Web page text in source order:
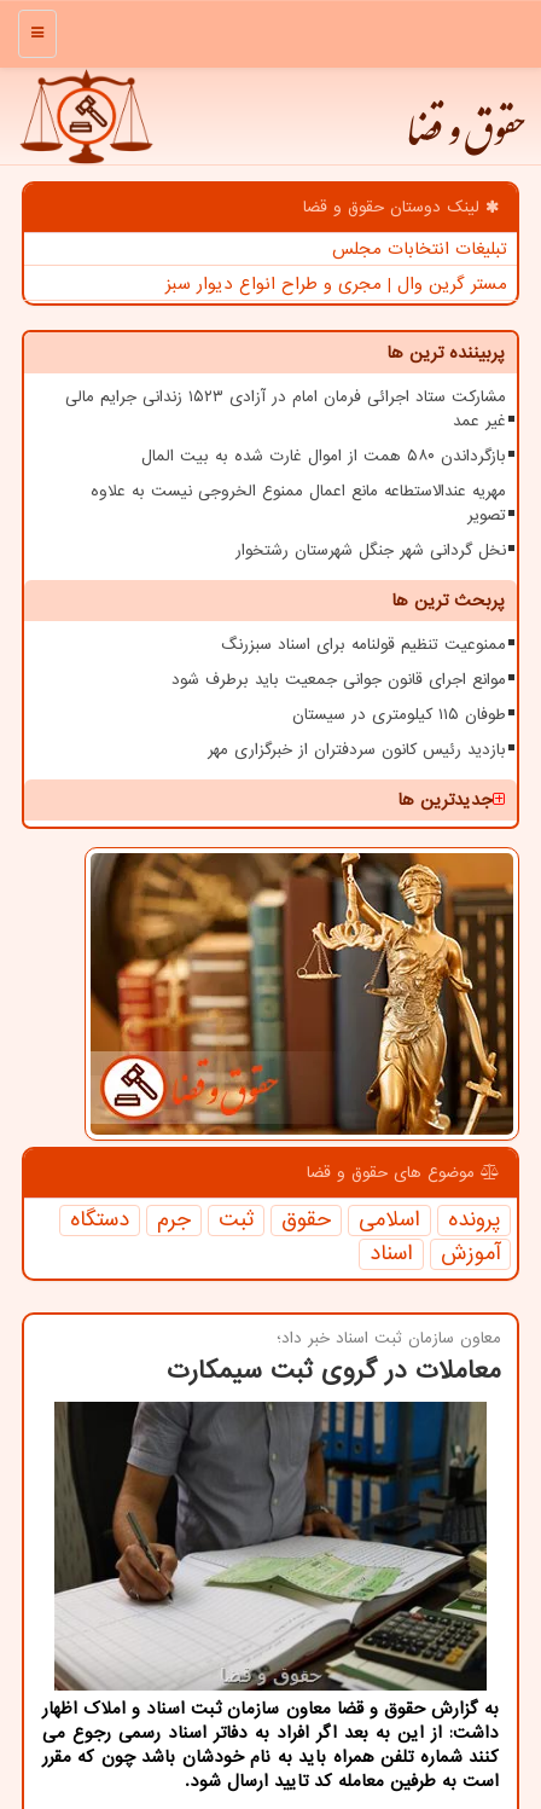
منو
حقوق و قضا
لینک دوستان حقوق و قضا
تبلیغات انتخابات مجلس
مستر گرین وال | مجری و طراح انواع دیوار سبز
پربیننده ترین ها
مشارکت ستاد اجرائی فرمان امام در آزادی ۱۵۲۳ زندانی جرایم مالی
غیر عمد
بازگرداندن ۵۸۰ همت از اموال غارت شده به بیت المال
مهریه عندالاستطاعه مانع اعمال ممنوع الخروجی نیست به علاوه
تصویر
نخل گردانی شهر جنگل شهرستان رشتخوار
پربحث ترین ها
ممنوعیت تنظیم قولنامه برای اسناد سبزرنگ
موانع اجرای قانون جوانی جمعیت باید برطرف شود
طوفان ۱۱۵ کیلومتری در سیستان
بازدید رئیس کانون سردفتران از خبرگزاری مهر
جدیدترین ها
موضوع های حقوق و قضا
پرونده اسلامی حقوق ثبت جرم
دستگاه
آموزش
اسناد
معاون سازمان ثبت اسناد خبر داد؛
معاملات در گروی ثبت سیمکارت
به گزارش حقوق و قضا معاون سازمان ثبت اسناد و املاک اظهار
داشت: از این به بعد اگر افراد به دفاتر اسناد رسمی رجوع می
کنند شماره تلفن همراه باید به نام خودشان باشد چون که مقرر
است به طرفین معامله کد تایید ارسال شود.